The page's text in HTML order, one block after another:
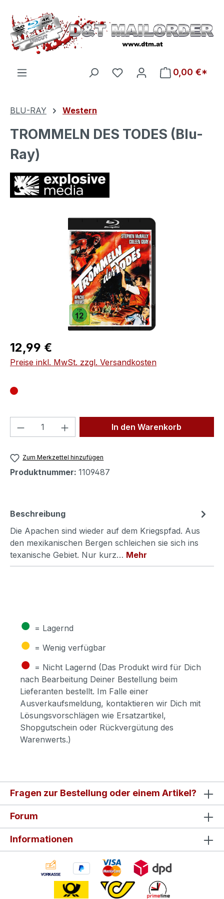
Zum Hauptinhalt springen
Du hast 0 Produkte auf
0,00 €*
BLU-RAY Western
TROMMELN DES TODES (Blu-
Ray)
Bildergalerie überspringen
Regulärer Preis:
12,99 €
Preise inkl. MwSt. zzgl. Versandkosten
Produkt Anzahl: Gib denIn den Warenkorb
Zum Merkzettel hinzufügen
Produktnummer: 1109487
Beschreibung
Die Apachen sind wieder auf dem Kriegspfad. Aus
den mexikanischen Bergen schleichen sie sich ins
texanische Gebiet. Nur kurz… Mehr
● = Lagernd
● = Wenig verfügbar
● = Nicht Lagernd (Das Produkt wird für Dich
nach Bearbeitung Deiner Bestellung beim
Lieferanten bestellt. Im Falle einer
Ausverkaufsmeldung, kontaktieren wir Dich mit
Lösungsvorschlägen wie Ersatzartikel,
Shopgutschein oder Rückvergütung des
Warenwerts.)
Fragen zur Bestellung oder einem Artikel?
Forum
Informationen